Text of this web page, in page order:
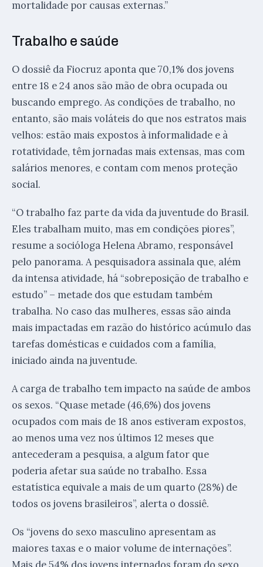
mortalidade por causas externas.”
Trabalho e saúde
O dossiê da Fiocruz aponta que 70,1% dos jovens
entre 18 e 24 anos são mão de obra ocupada ou
buscando emprego. As condições de trabalho, no
entanto, são mais voláteis do que nos estratos mais
velhos: estão mais expostos à informalidade e à
rotatividade, têm jornadas mais extensas, mas com
salários menores, e contam com menos proteção
social.
“O trabalho faz parte da vida da juventude do Brasil.
Eles trabalham muito, mas em condições piores”,
resume a socióloga Helena Abramo, responsável
pelo panorama. A pesquisadora assinala que, além
da intensa atividade, há “sobreposição de trabalho e
estudo” – metade dos que estudam também
trabalha. No caso das mulheres, essas são ainda
mais impactadas em razão do histórico acúmulo das
tarefas domésticas e cuidados com a família,
iniciado ainda na juventude.
A carga de trabalho tem impacto na saúde de ambos
os sexos. “Quase metade (46,6%) dos jovens
ocupados com mais de 18 anos estiveram expostos,
ao menos uma vez nos últimos 12 meses que
antecederam a pesquisa, a algum fator que
poderia afetar sua saúde no trabalho. Essa
estatística equivale a mais de um quarto (28%) de
todos os jovens brasileiros”, alerta o dossiê.
Os “jovens do sexo masculino apresentam as
maiores taxas e o maior volume de internações”.
Mais de 54% dos jovens internados foram do sexo